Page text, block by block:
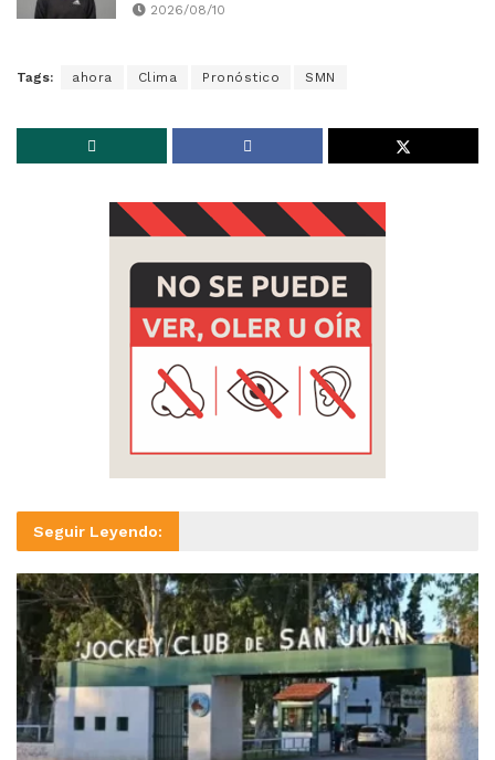
2026/08/10
Tags: ahora Clima Pronóstico SMN
Seguir Leyendo: